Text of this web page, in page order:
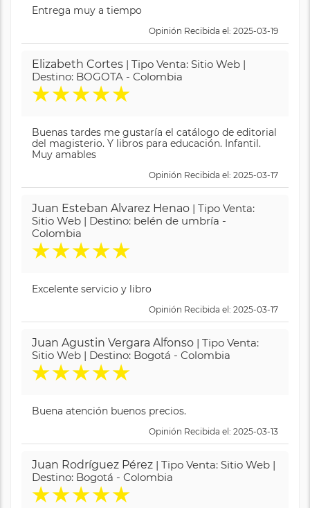
Entrega muy a tiempo
Opinión Recibida el: 2025-03-19
Elizabeth Cortes | Tipo Venta: Sitio Web |
Destino: BOGOTA - Colombia
★★★★★
Buenas tardes me gustaría el catálogo de editorial
del magisterio. Y libros para educación. Infantil.
Muy amables
Opinión Recibida el: 2025-03-17
Juan Esteban Alvarez Henao | Tipo Venta:
Sitio Web | Destino: belén de umbría -
Colombia
★★★★★
Excelente servicio y libro
Opinión Recibida el: 2025-03-17
Juan Agustin Vergara Alfonso | Tipo Venta:
Sitio Web | Destino: Bogotá - Colombia
★★★★★
Buena atención buenos precios.
Opinión Recibida el: 2025-03-13
Juan Rodríguez Pérez | Tipo Venta: Sitio Web |
Destino: Bogotá - Colombia
★★★★★